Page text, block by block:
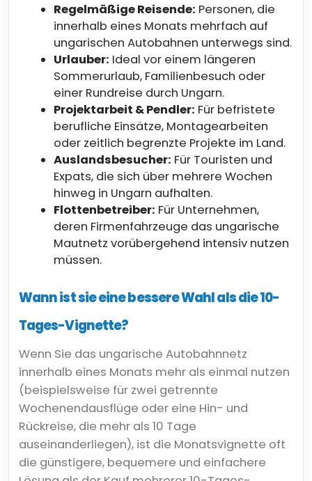
Regelmäßige Reisende: Personen, die
innerhalb eines Monats mehrfach auf
ungarischen Autobahnen unterwegs sind.
Urlauber: Ideal vor einem längeren
Sommerurlaub, Familienbesuch oder
einer Rundreise durch Ungarn.
Projektarbeit & Pendler: Für befristete
berufliche Einsätze, Montagearbeiten
oder zeitlich begrenzte Projekte im Land.
Auslandsbesucher: Für Touristen und
Expats, die sich über mehrere Wochen
hinweg in Ungarn aufhalten.
Flottenbetreiber: Für Unternehmen,
deren Firmenfahrzeuge das ungarische
Mautnetz vorübergehend intensiv nutzen
müssen.
Wann ist sie eine bessere Wahl als die 10-
Tages-Vignette?
Wenn Sie das ungarische Autobahnnetz
innerhalb eines Monats mehr als einmal nutzen
(beispielsweise für zwei getrennte
Wochenendausflüge oder eine Hin- und
Rückreise, die mehr als 10 Tage
auseinanderliegen), ist die Monatsvignette oft
die günstigere, bequemere und einfachere